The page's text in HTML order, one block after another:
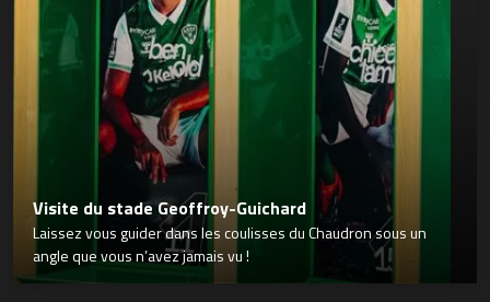
Visite du stade Geoffroy-Guichard
Laissez vous guider dans les coulisses du Chaudron sous un
angle que vous n’avez jamais vu !